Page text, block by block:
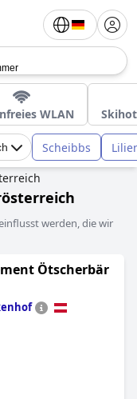
WLAN
Scheibbs
werden, die wir
Ötscherbär